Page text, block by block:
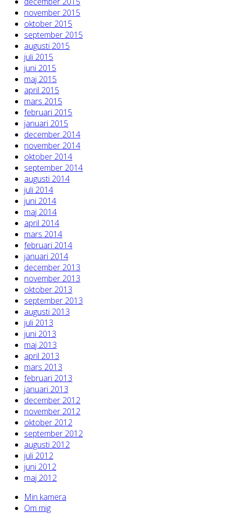
november 2015
oktober 2015
september 2015
augusti 2015
juli 2015
juni 2015
maj 2015
april 2015
mars 2015
februari 2015
januari 2015
december 2014
november 2014
oktober 2014
september 2014
augusti 2014
juli 2014
juni 2014
maj 2014
april 2014
mars 2014
februari 2014
januari 2014
december 2013
november 2013
oktober 2013
september 2013
augusti 2013
juli 2013
juni 2013
maj 2013
april 2013
mars 2013
februari 2013
januari 2013
december 2012
november 2012
oktober 2012
september 2012
augusti 2012
juli 2012
juni 2012
maj 2012
Min kamera
Om mig